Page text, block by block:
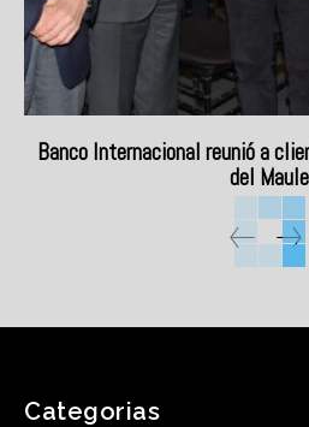
Banco Internacional reunió a
del Maule
Categorias